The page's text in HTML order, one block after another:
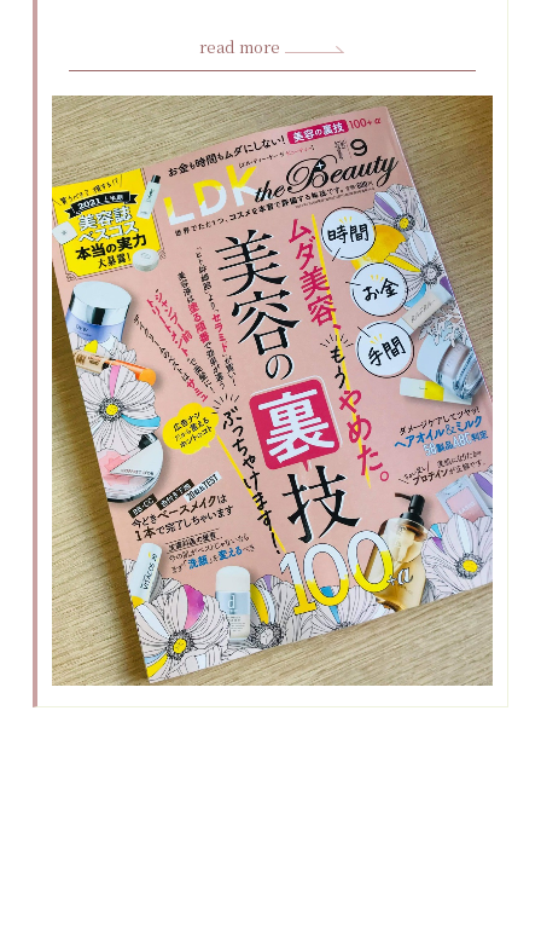
read more